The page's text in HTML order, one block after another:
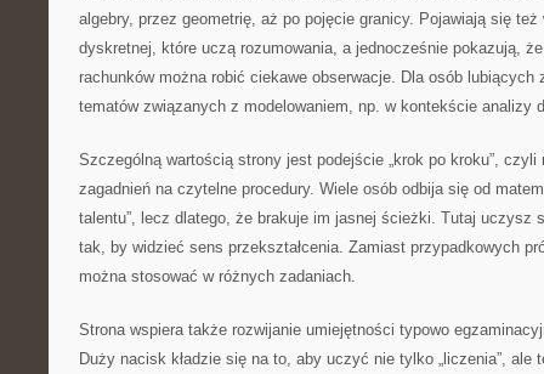
algebry, przez geometrię, aż po pojęcie granicy. Pojawiają się
dyskretnej, które uczą rozumowania, a jednocześnie pokazują,
rachunków można robić ciekawe obserwacje. Dla osób lubiących
tematów związanych z modelowaniem, np. w kontekście analizy
Szczególną wartością strony jest podejście „krok po kroku”,
zagadnień na czytelne procedury. Wiele osób odbija się od
talentu”, lecz dlatego, że brakuje im jasnej ścieżki. Tutaj uczysz
tak, by widzieć sens przekształcenia. Zamiast przypadkowych
można stosować w różnych zadaniach.
Strona wspiera także rozwijanie umiejętności typowo
Duży nacisk kładzie się na to, aby uczyć nie tylko „liczenia”, ale